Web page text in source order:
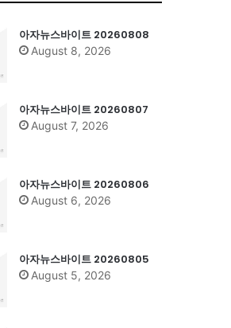
아자뉴스바이트 20260808
August 8, 2026
아자뉴스바이트 20260807
August 7, 2026
아자뉴스바이트 20260806
August 6, 2026
아자뉴스바이트 20260805
August 5, 2026